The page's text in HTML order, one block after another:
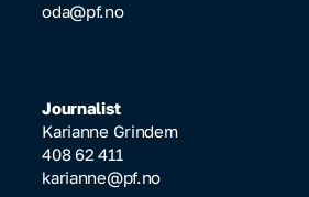
oda@pf.no
Journalist
Karianne Grindem
408 62 411
karianne@pf.no